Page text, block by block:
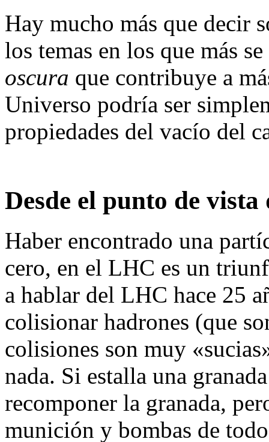
Hay mucho más que decir
los temas en los que más
oscura que contribuye a
Universo podría ser
propiedades del vacío del
Desde el punto de
Haber encontrado una
cero, en el LHC es un
a hablar del LHC hace 25
colisionar hadrones (que
colisiones son muy
nada. Si estalla una
recomponer la granada,
munición y bombas de